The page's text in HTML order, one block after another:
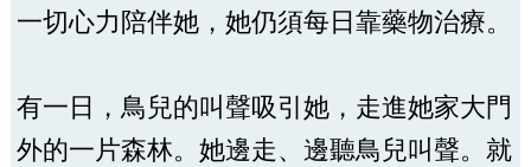
一切心力陪伴她，她仍須每日靠藥物治療。
有一日，鳥兒的叫聲吸引她，走進她家大門
外的一片森林。她邊走、邊聽鳥兒叫聲。就